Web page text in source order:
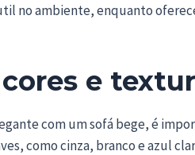
no ambiente, enquanto
e
com um sofá bege, é
como cinza, branco e azul